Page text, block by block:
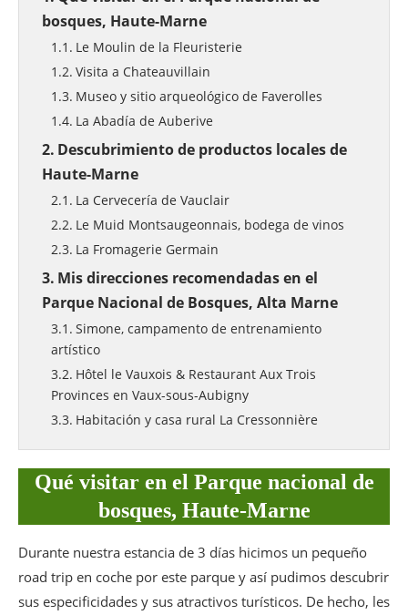
bosques, Haute-Marne
Le Moulin de la Fleuristerie
Visita a Chateauvillain
Museo y sitio arqueológico de Faverolles
La Abadía de Auberive
Descubrimiento de productos locales de
Haute-Marne
La Cervecería de Vauclair
Le Muid Montsaugeonnais, bodega de vinos
La Fromagerie Germain
Mis direcciones recomendadas en el
Parque Nacional de Bosques, Alta Marne
Simone, campamento de entrenamiento
artístico
Hôtel le Vauxois & Restaurant Aux Trois
Provinces en Vaux-sous-Aubigny
Habitación y casa rural La Cressonnière
Qué visitar en el Parque nacional de
bosques, Haute-Marne
Durante nuestra estancia de 3 días hicimos un pequeño
road trip en coche por este parque y así pudimos descubrir
sus especificidades y sus atractivos turísticos. De hecho, les